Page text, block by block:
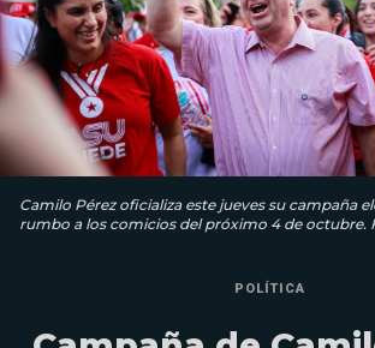
Camilo Pérez oficializa este jueves su campaña
rumbo a los comicios del próximo 4 de octubre.
POLÍTICA